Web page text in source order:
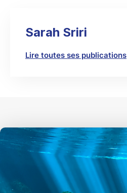
Sarah Sriri
Lire toutes ses publications